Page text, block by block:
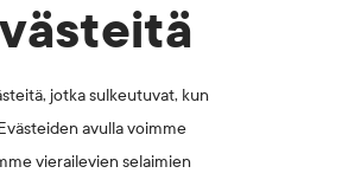
jotka sulkeutuvat, kun
avulla voimme
vierailevien selaimien